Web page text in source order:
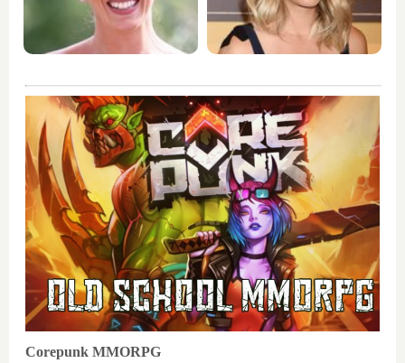
Corepunk MMORPG